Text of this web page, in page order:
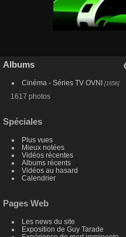
Albums
Cinéma - Séries TV OVNI [1656]
1617 photos
Spéciales
Plus vues
Mieux notées
Vidéos récentes
Albums récents
Vidéos au hasard
Calendrier
Pages Web
Les news du site
Exposition de Guy Tarade